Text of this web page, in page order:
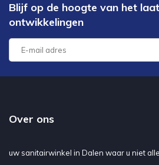
Blijf op de hoogte van het
ontwikkelingen
Over ons
uw sanitairwinkel in Dalen waar u niet